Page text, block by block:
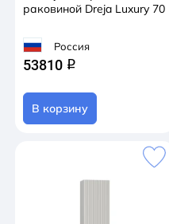
раковиной Dreja Luxury 70
Россия
53810 q
В корзину